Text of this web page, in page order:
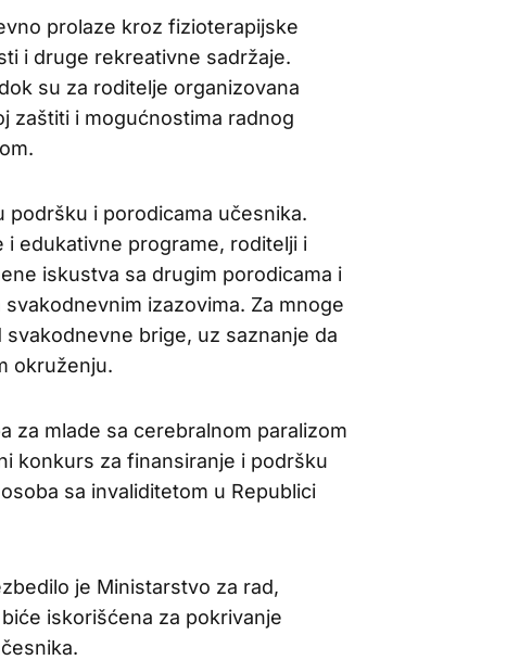
prolaze kroz fizioterapijske
i druge rekreativne sadržaje.
su za roditelje organizovana
zaštiti i mogućnostima radnog
podršku i porodicama učesnika.
edukativne programe, roditelji i
iskustva sa drugim porodicama i
izazovima. Za mnoge
brige, uz saznanje da
okruženju.
za mlade sa cerebralnom paralizom
konkurs za finansiranje i podršku
sa invaliditetom u Republici
je Ministarstvo za rad,
iskorišćena za pokrivanje